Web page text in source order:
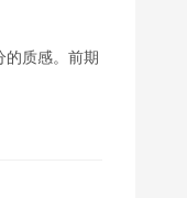
的质感。前期